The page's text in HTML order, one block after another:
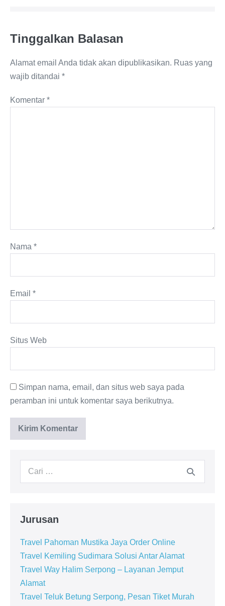
Tinggalkan Balasan
Alamat email Anda tidak akan dipublikasikan. Ruas yang
wajib ditandai *
Komentar *
Nama *
Email *
Situs Web
Simpan nama, email, dan situs web saya pada
peramban ini untuk komentar saya berikutnya.
Jurusan
Travel Pahoman Mustika Jaya Order Online
Travel Kemiling Sudimara Solusi Antar Alamat
Travel Way Halim Serpong – Layanan Jemput
Alamat
Travel Teluk Betung Serpong, Pesan Tiket Murah